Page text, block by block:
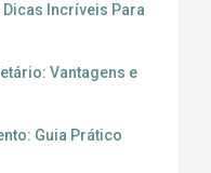
Incríveis Para
Vantagens e
Guia Prático